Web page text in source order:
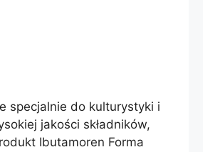
specjalnie do kulturystyki i
jakości składników,
Ibutamoren Forma